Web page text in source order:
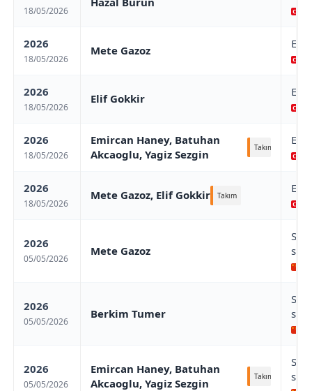
18/05/2026
2026
18/05/2026
Mete Gazoz
2026
18/05/2026
Elif Gokkir
2026
18/05/2026
Emircan Haney, Batuhan
Akcaoglu, Yagiz Sezgin
Takım
2026
18/05/2026
Mete Gazoz, Elif Gokkir Takım
2026
05/05/2026
Mete Gazoz
2026
05/05/2026
Berkim Tumer
2026
05/05/2026
Emircan Haney, Batuhan
Akcaoglu, Yagiz Sezgin
Takım